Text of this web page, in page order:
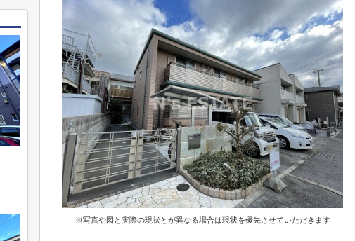
※写真や図と実際の現状とが異なる場合は現状を優先させていただきます